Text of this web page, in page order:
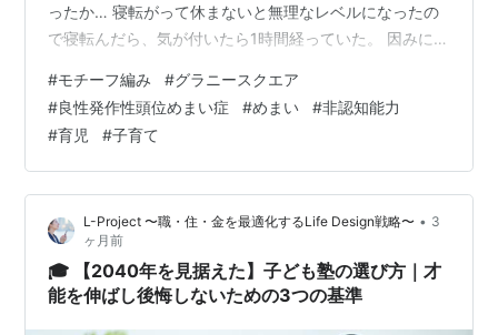
ったか… 寝転がって休まないと無理なレベルになったの
で寝転んだら、気が付いたら1時間経っていた。 因みに昨
に発症していて、それが作用して起き上がる時に気持ち
悪くてまた動けなくなった。 めまいとの付き合いが長い
ので、自分で耳石をどこか良いところに引っ掛けるのが
上手い。（何の自慢にもならない） ゴロゴロ頭を動かす
けどなかなか引っかからない💦 そうこうしていたら吐き
そうだったので再び横になった。 そ…
#モチーフ編み #グラニースクエア
#良性発作性頭位めまい症 #めまい #非認知能力
#育児 #子育て
L-Project 〜職・住・金を最適化するLife Design戦略〜 • 3
ヶ月前
🎓 【2040年を見据えた】子ども塾の選び方｜才
能を伸ばし後悔しないための3つの基準